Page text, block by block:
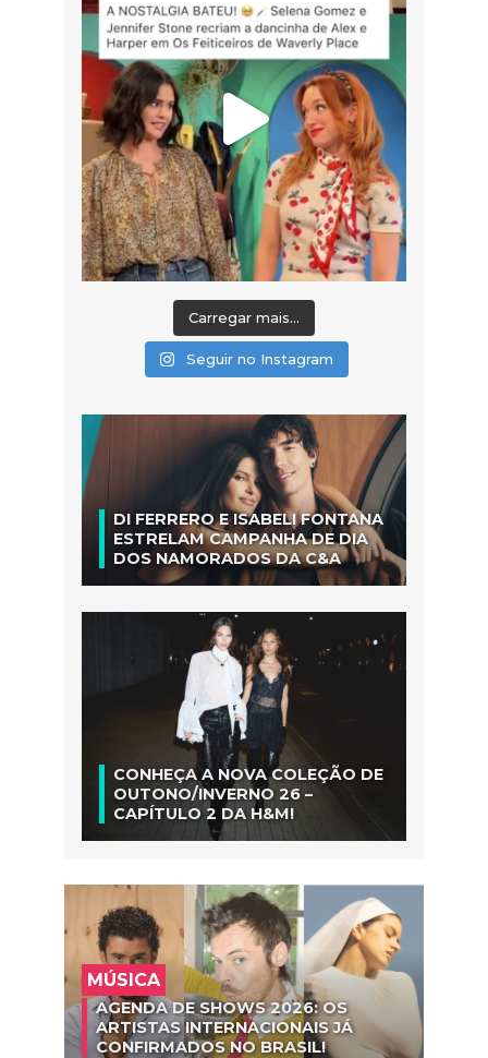
Carregar mais...
Seguir no Instagram
DI FERRERO E ISABELI FONTANA
ESTRELAM CAMPANHA DE DIA
DOS NAMORADOS DA C&A
CONHEÇA A NOVA COLEÇÃO DE
OUTONO/INVERNO 26 –
CAPÍTULO 2 DA H&M!
MÚSICA
AGENDA DE SHOWS 2026: OS
ARTISTAS INTERNACIONAIS JÁ
CONFIRMADOS NO BRASIL!